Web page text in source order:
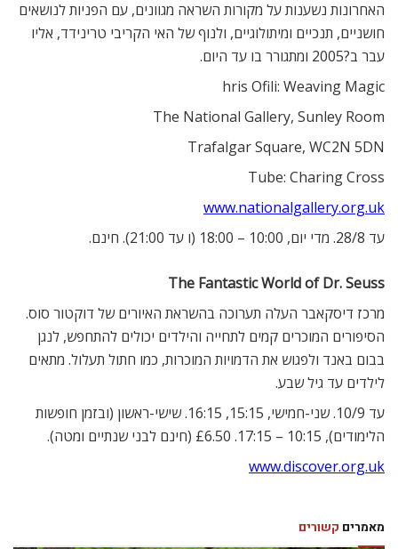
האחרונות נשענות על מקורות השראה מגוונים, עם הפניות לנושאים
חושניים, תנכיים ומיתולוגיים, ולנוף של האי הקריבי טרינידד, אליו
עבר ב?2005 ומתגורר בו עד היום.
hris Ofili: Weaving Magic
The National Gallery, Sunley Room
Trafalgar Square, WC2N 5DN
Tube: Charing Cross
www.nationalgallery.org.uk
עד 28/8. מדי יום, 10:00 – 18:00 (ו עד 21:00). חינם.
The Fantastic World of Dr. Seuss
מרכז דיסקאבר העלה תערוכה בהשראת האיורים של דוקטור סוס.
הסיפורים המוכרים קמים לתחייה והילדים יכולים להתחפש, לנגן
בבום באנד ולפגוש את הדמויות המוכרות, כמו חתול תעלול. מתאים
לילדים עד גיל שבע.
עד 10/9. שני-חמישי, 15:15, 16:15. שישי-ראשון (ובזמן חופשות
הלימודים), 10:15 – 17:15. £6.50 (חינם לבני שנתיים ומטה).
www.discover.org.uk
מאמרים קשורים